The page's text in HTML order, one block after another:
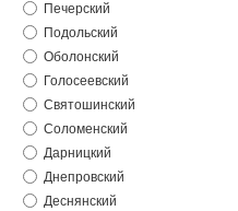
Печерский
Подольский
Оболонский
Голосеевский
Святошинский
Соломенский
Дарницкий
Днепровский
Деснянский